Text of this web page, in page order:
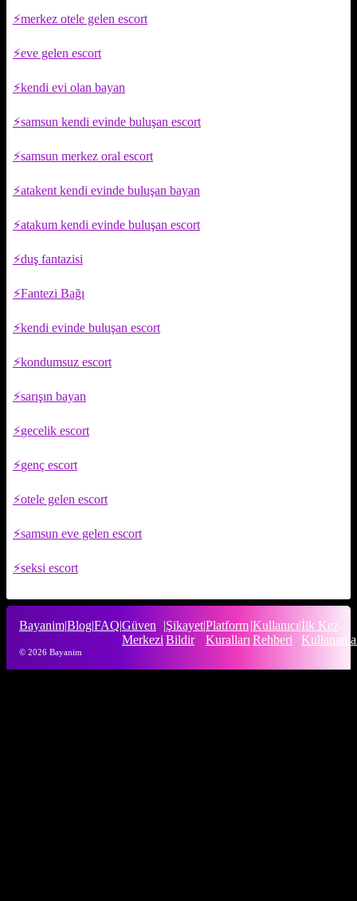
merkez otele gelen escort
eve gelen escort
kendi evi olan bayan
samsun kendi evinde buluşan escort
samsun merkez oral escort
atakent kendi evinde buluşan bayan
atakum kendi evinde buluşan escort
duş fantazisi
Fantezi Bağı
kendi evinde buluşan escort
kondumsuz escort
sarışın bayan
gecelik escort
genç escort
otele gelen escort
samsun eve gelen escort
seksi escort
Bayanim|Blog|FAQ|Güven
Merkezi
|Şikayet
Bildir
|Platform
Kuralları
|Kullanıcı
Rehberi
|İlk Kez
© 2026 Bayanim